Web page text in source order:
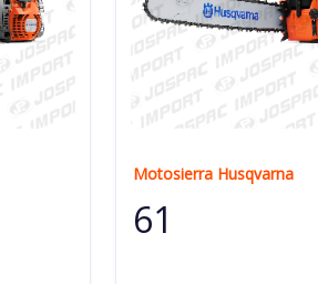
Motosierra Husqvarna
61